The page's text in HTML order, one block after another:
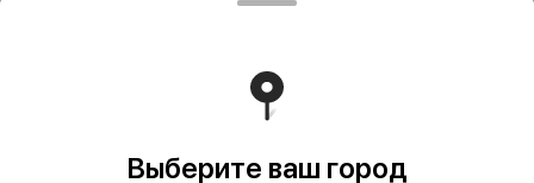
Выберите ваш город